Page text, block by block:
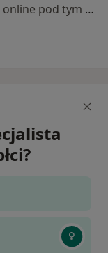
Specjalista nie oferuje umawiania online pod tym adresem.